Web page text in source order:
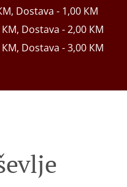
Dostava - 1,00 КМ
КМ, Dostava - 2,00 КМ
КМ, Dostava - 3,00 КМ